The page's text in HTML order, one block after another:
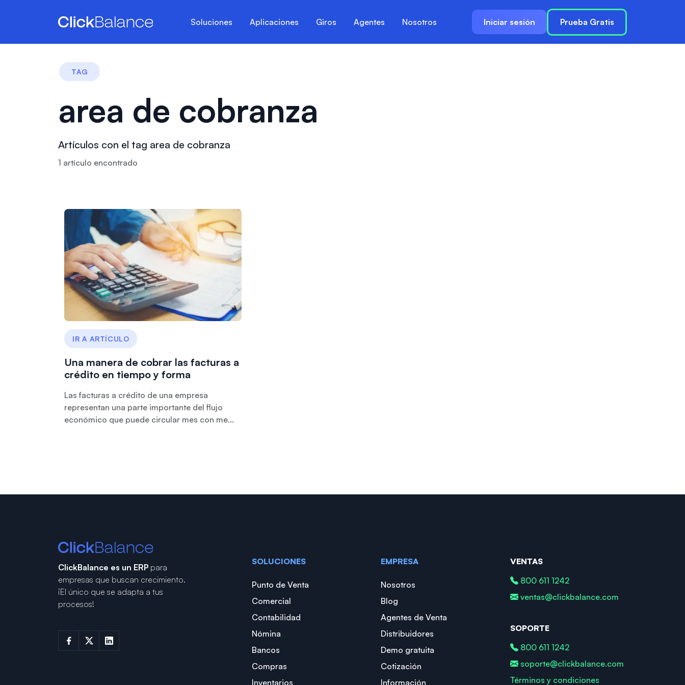
Soluciones Aplicaciones Giros Agentes Nosotros Iniciar sesión Prueba Gratis
TAG
area de cobranza
Artículos con el tag area de cobranza
1 artículo encontrado
IR A ARTÍCULO
Una manera de cobrar las facturas a
crédito en tiempo y forma
Las facturas a crédito de una empresa
representan una parte importante del flujo
económico que puede circular mes con me...
ClickBalance es un ERP para
empresas que buscan crecimiento.
¡El único que se adapta a tus
procesos!
SOLUCIONES
Punto de Venta
Comercial
Contabilidad
Nómina
Bancos
Compras
Inventarios
EMPRESA
Nosotros
Blog
Agentes de Venta
Distribuidores
Demo gratuita
Cotización
Información
VENTAS
800 611 1242
ventas@clickbalance.com
SOPORTE
800 611 1242
soporte@clickbalance.com
Términos y condiciones